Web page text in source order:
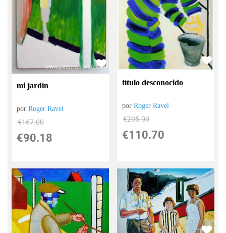
mi jardin
porRoger Ravel
€167.00
€90.18
título desconocido
porRoger Ravel
€205.00
€110.70